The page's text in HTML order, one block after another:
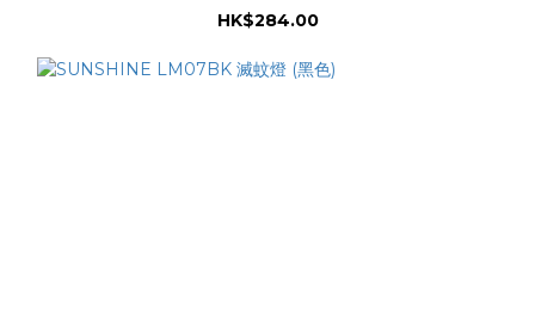
HK$284.00